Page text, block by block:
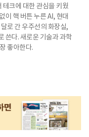
크에 대한 관심을 키웠
이 핵 버튼 누른 AI, 현대
로 간 우주선의 화장실,
쓴다. 새로운 기술과 과학
좋아한다.